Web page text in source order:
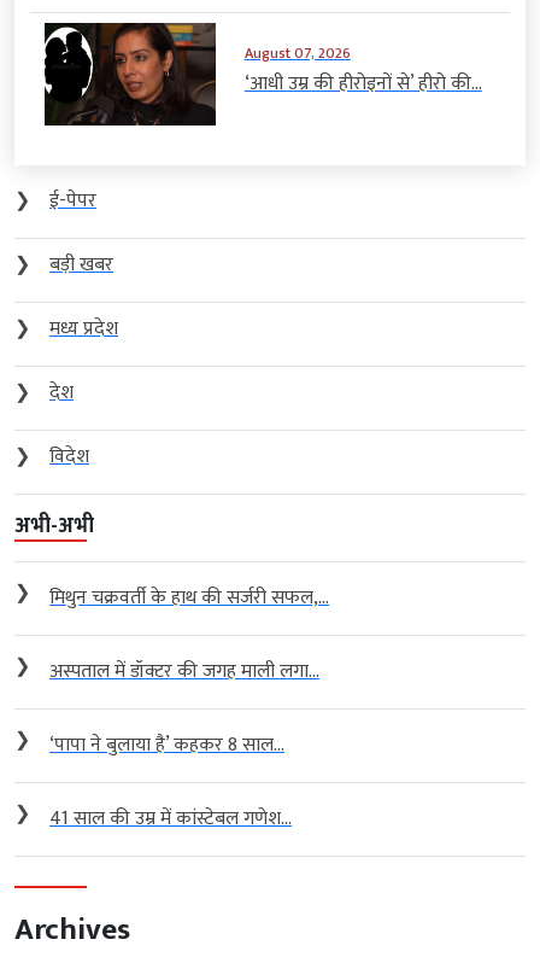
August 07, 2026
‘आधी उम्र की हीरोइनों से’ हीरो की...
❯
ई-पेपर
❯
बड़ी खबर
❯
मध्य प्रदेश
❯
देश
❯
विदेश
अभी-अभी
❯ मिथुन चक्रवर्ती के हाथ की सर्जरी सफल,...
❯ अस्पताल में डॉक्टर की जगह माली लगा...
❯ ‘पापा ने बुलाया है’ कहकर 8 साल...
❯ 41 साल की उम्र में कांस्टेबल गणेश...
Archives